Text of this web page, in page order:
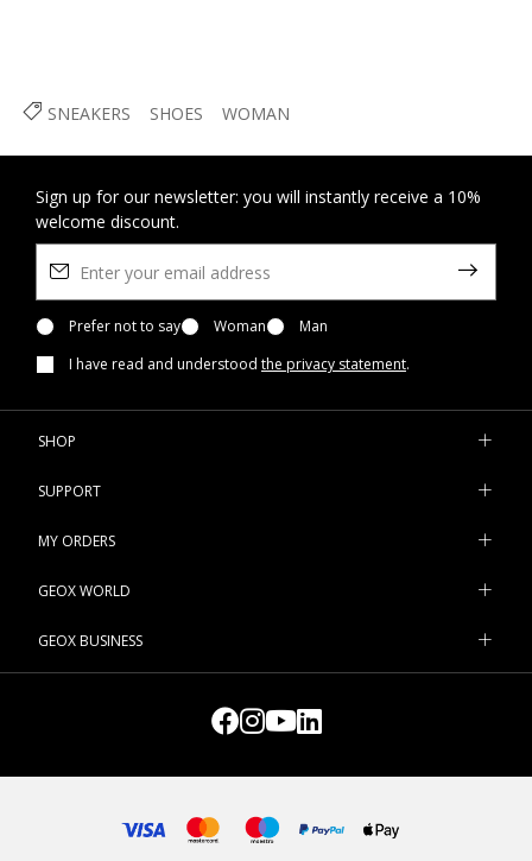
SNEAKERS SHOES WOMAN
Sign up for our newsletter: you will instantly receive a 10%
welcome discount.
Prefer not to say Woman
Man
I have read and understood the privacy statement.
SHOP
SUPPORT
MY ORDERS
GEOX WORLD
GEOX BUSINESS